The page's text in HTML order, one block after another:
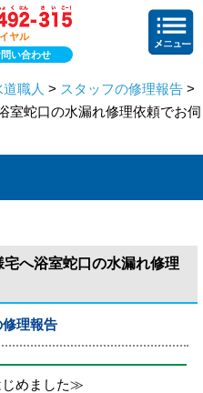
ヤル
い合わせ
職人 > スタッフの修理報告 >
室蛇口の水漏れ修理依頼でお伺
へ浴室蛇口の水漏れ修理
修理報告
じめました≫